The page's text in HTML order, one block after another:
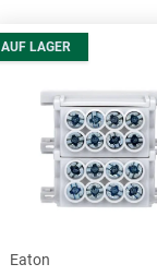
AUF LAGER
Eaton